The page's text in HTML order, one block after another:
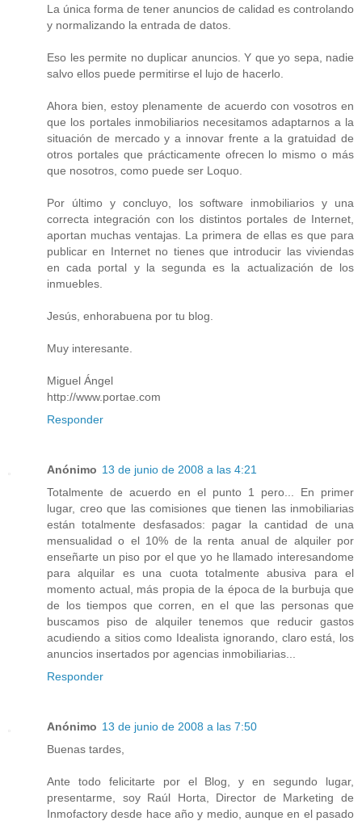
La única forma de tener anuncios de calidad es controlando
y normalizando la entrada de datos.
Eso les permite no duplicar anuncios. Y que yo sepa, nadie
salvo ellos puede permitirse el lujo de hacerlo.
Ahora bien, estoy plenamente de acuerdo con vosotros en
que los portales inmobiliarios necesitamos adaptarnos a la
situación de mercado y a innovar frente a la gratuidad de
otros portales que prácticamente ofrecen lo mismo o más
que nosotros, como puede ser Loquo.
Por último y concluyo, los software inmobiliarios y una
correcta integración con los distintos portales de Internet,
aportan muchas ventajas. La primera de ellas es que para
publicar en Internet no tienes que introducir las viviendas
en cada portal y la segunda es la actualización de los
inmuebles.
Jesús, enhorabuena por tu blog.
Muy interesante.
Miguel Ángel
http://www.portae.com
Responder
Anónimo 13 de junio de 2008 a las 4:21
Totalmente de acuerdo en el punto 1 pero... En primer
lugar, creo que las comisiones que tienen las inmobiliarias
están totalmente desfasados: pagar la cantidad de una
mensualidad o el 10% de la renta anual de alquiler por
enseñarte un piso por el que yo he llamado interesandome
para alquilar es una cuota totalmente abusiva para el
momento actual, más propia de la época de la burbuja que
de los tiempos que corren, en el que las personas que
buscamos piso de alquiler tenemos que reducir gastos
acudiendo a sitios como Idealista ignorando, claro está, los
anuncios insertados por agencias inmobiliarias...
Responder
Anónimo 13 de junio de 2008 a las 7:50
Buenas tardes,
Ante todo felicitarte por el Blog, y en segundo lugar,
presentarme, soy Raúl Horta, Director de Marketing de
Inmofactory desde hace año y medio, aunque en el pasado